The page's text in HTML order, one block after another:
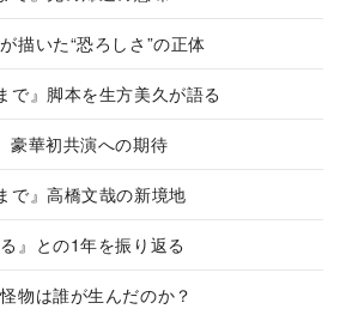
描いた“恐ろしさ”の正体
で』脚本を生方美久が語る
豪華初共演への期待
で』高橋文哉の新境地
』との1年を振り返る
怪物は誰が生んだのか？